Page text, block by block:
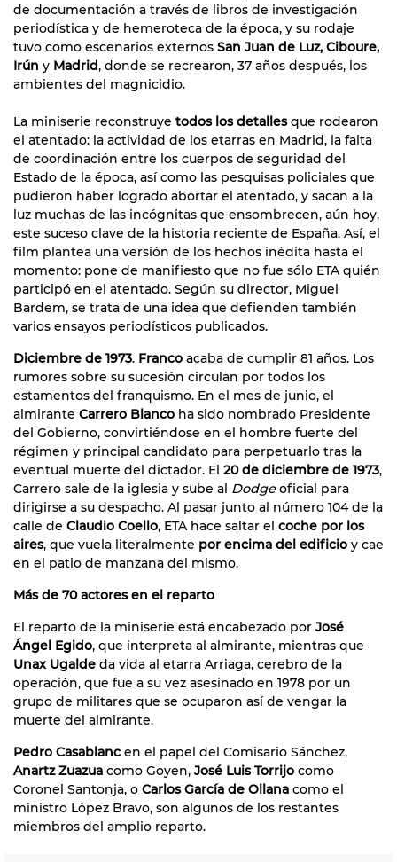
de documentación a través de libros de investigación
periodística y de hemeroteca de la época, y su rodaje
tuvo como escenarios externos San Juan de Luz, Ciboure,
Irún y Madrid, donde se recrearon, 37 años después, los
ambientes del magnicidio.
La miniserie reconstruye todos los detallesque rodearon
el atentado: la actividad de los etarras en Madrid, la falta
de coordinación entre los cuerpos de seguridad del
Estado de la época, así como las pesquisas policiales que
pudieron haber logrado abortar el atentado, y sacan a la
luz muchas de las incógnitas que ensombrecen, aún hoy,
este suceso clave de la historia reciente de España. Así, el
film plantea una versión de los hechos inédita hasta el
momento: pone de manifiesto que no fue sólo ETA quién
participó en el atentado. Según su director, Miguel
Bardem, se trata de una idea que defienden también
varios ensayos periodísticos publicados.
Diciembre de 1973. Franco acaba de cumplir 81 años. Los
rumores sobre su sucesión circulan por todos los
estamentos del franquismo. En el mes de junio, el
almirante Carrero Blanco ha sido nombrado Presidente
del Gobierno, convirtiéndose en el hombre fuerte del
régimen y principal candidato para perpetuarlo tras la
eventual muerte del dictador. El 20 de diciembre de 1973,
Carrero sale de la iglesia y sube al Dodgeoficial para
dirigirse a su despacho. Al pasar junto al número 104 de la
calle de Claudio Coello, ETA hace saltar el coche por los
aires, que vuela literalmente por encima del edificio y cae
en el patio de manzana del mismo.
Más de 70 actores en el reparto
El reparto de la miniserie está encabezado por José
Ángel Egido, que interpreta al almirante, mientras que
Unax Ugalde da vida al etarra Arriaga, cerebro de la
operación, que fue a su vez asesinado en 1978 por un
grupo de militares que se ocuparon así de vengar la
muerte del almirante.
Pedro Casablanc en el papel del Comisario Sánchez,
Anartz Zuazua como Goyen, José Luis Torrijo como
Coronel Santonja, o Carlos García de Ollana como el
ministro López Bravo, son algunos de los restantes
miembros del amplio reparto.